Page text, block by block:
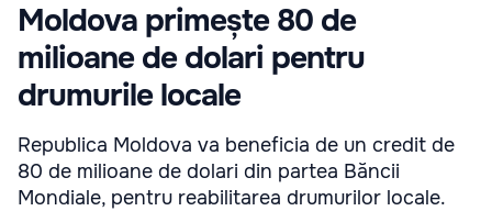
Moldova primește 80 de
milioane de dolari pentru
drumurile locale
Republica Moldova va beneficia de un credit de
80 de milioane de dolari din partea Băncii
Mondiale, pentru reabilitarea drumurilor locale.